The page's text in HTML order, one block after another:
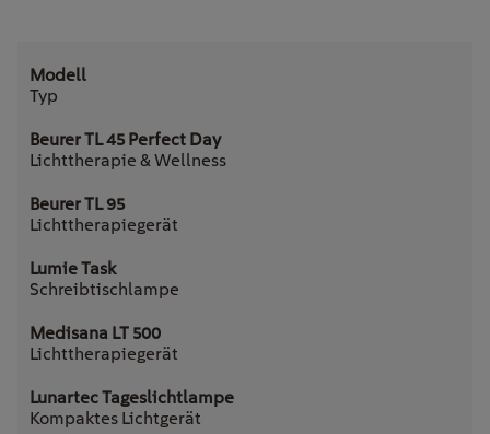
Typ
Lichttherapie & Wellness
Lichttherapiegerät
Schreibtischlampe
Lichttherapiegerät
Kompaktes Lichtgerät